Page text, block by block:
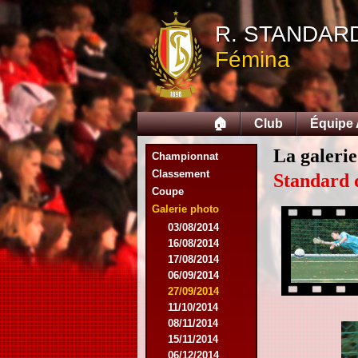
R.
Fémina
🏠 Club Équipe
Championnat
Classement
Coupe
Galerie photo
03/08/2014
16/08/2014
17/08/2014
06/09/2014
27/09/2014
11/10/2014
08/11/2014
15/11/2014
06/12/2014
La
Standard